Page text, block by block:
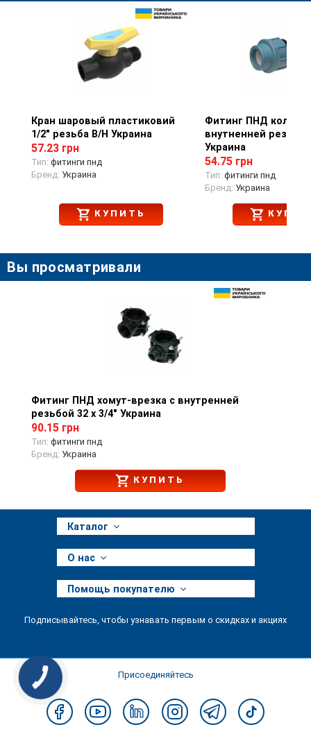
Просмотр товара
Кран шаровый пластиковий
1/2" резьба В/Н Украина
57.23 грн
Тип: фитинги пнд
Бренд: Украина
КУПИТЬ
Просмотр
Фитинг ПНД колено
внутненней
Украина
54.75 грн
Тип: фитинги пнд
Бренд: Украина
Вы просматривали
Просмотр товара
Фитинг ПНД хомут-врезка с внутренней
резьбой 32 х 3/4" Украина
90.15 грн
Тип: фитинги пнд
Бренд: Украина
КУПИТЬ
Каталог
О нас
Помощь покупателю
Подписывайтесь, чтобы узнавать первым о скидках и акциях
Присоединяйтесь
КНОПКА
ЗВ'ЯЗКУ